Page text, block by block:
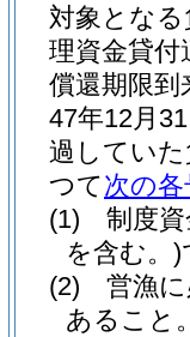
対象とな
理資金貸
償還期限
47年12月
過してい
つて次の各
(1)
制度
を含む。)
(2)
営漁
あること